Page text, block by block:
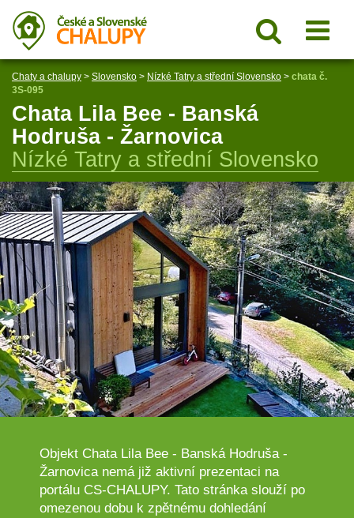
Chaty a chalupy > Slovensko > Nízké Tatry a střední Slovensko > chata č.
3S-095
Chata Lila Bee - Banská
Hodruša - Žarnovica
Nízké Tatry a střední Slovensko
Objekt Chata Lila Bee - Banská Hodruša -
Žarnovica nemá již aktivní prezentaci na
portálu CS-CHALUPY. Tato stránka slouží po
omezenou dobu k zpětnému dohledání